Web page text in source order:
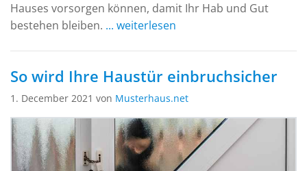
Hauses vorsorgen können, damit Ihr Hab und Gut
bestehen bleiben. ... weiterlesen
So wird Ihre Haustür einbruchsicher
1. December 2021 von Musterhaus.net